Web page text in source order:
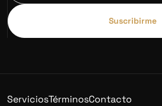
Suscribirme
ServiciosTérminosContacto